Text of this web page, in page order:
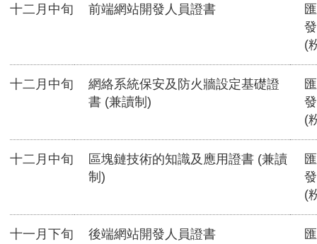
十二月中旬 前端網站開發人員證書
(
十二月中旬
網絡系統保安及防火牆設定基礎證
書 (兼讀制)
(
十二月中旬
區塊鏈技術的知識及應用證書 (兼讀
制)
(
十一月下旬 後端網站開發人員證書